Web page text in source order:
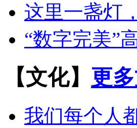
这里一盏灯
“数字完美”
【文化】 更
我们每个人